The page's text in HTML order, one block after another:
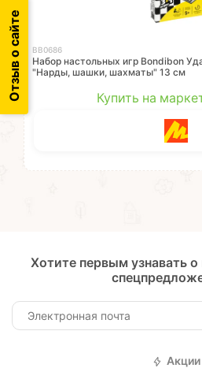
ВВ0686
Набор настольных игр Bondibon
"Нарды, шашки, шахматы" 13 см
Купить на
Отзыв о сайте
Хотите первым узнавать о
Акции